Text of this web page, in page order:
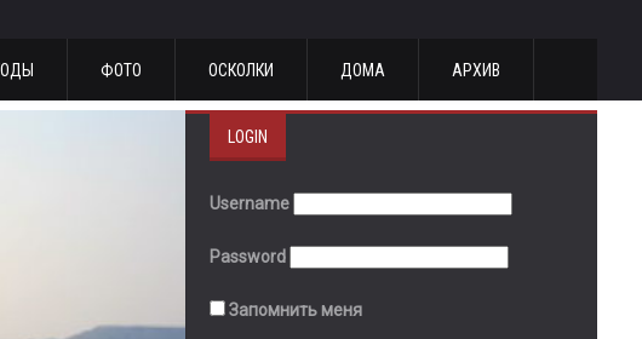
ФОТО ОСКОЛКИ ДОМА АРХИВ
LOGIN
Username
Password
Запомнить меня